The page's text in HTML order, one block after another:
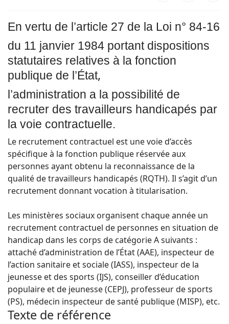
En vertu de l’article 27 de la Loi n° 84-16
du 11 janvier 1984 portant dispositions
statutaires relatives à la fonction
publique de l’État,
l’administration a la possibilité de
recruter des travailleurs handicapés par
la voie contractuelle.
Le recrutement contractuel est une voie d’accès
spécifique à la fonction publique réservée aux
personnes ayant obtenu la reconnaissance de la
qualité de travailleurs handicapés (RQTH). Il s’agit d’un
recrutement donnant vocation à titularisation.
Les ministères sociaux organisent chaque année un
recrutement contractuel de personnes en situation de
handicap dans les corps de catégorie A suivants :
attaché d’administration de l’État (AAE), inspecteur de
l’action sanitaire et sociale (IASS), inspecteur de la
jeunesse et des sports (IJS), conseiller d’éducation
populaire et de jeunesse (CEPJ), professeur de sports
(PS), médecin inspecteur de santé publique (MISP), etc.
Texte de référence